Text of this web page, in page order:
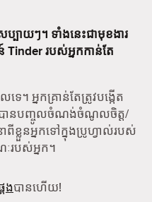
ាយៗ។ ទាំងនេះជាមុខងារ
របស់អ្នកកាន់តែ
។ អ្នកគ្រាន់តែត្រូវបង្កើត
បានបញ្ចូលចំណង់ចំណូលចិត្ត/
ខ្លួនអ្នកទៅក្នុងប្រូហ្វាល់របស់
របស់អ្នក។
គងបានហើយ!